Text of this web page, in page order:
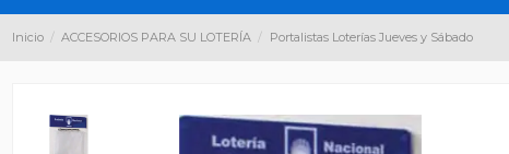
Inicio ACCESORIOS PARA SU LOTERÍA Portalistas Loterías Jueves y Sábado